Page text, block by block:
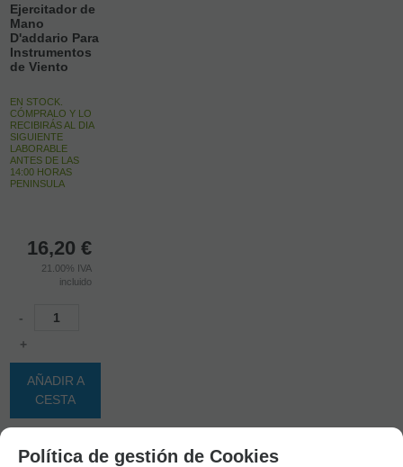
Ejercitador de
Mano
D'addario Para
Instrumentos
de Viento
EN STOCK.
CÓMPRALO Y LO
RECIBIRÁS AL DIA
SIGUIENTE
LABORABLE
ANTES DE LAS
14:00 HORAS
PENINSULA
16,20 €
21.00% IVA
incluido
-
+
AÑADIR A
CESTA
mostrar1al1de1
Política de gestión de Cookies